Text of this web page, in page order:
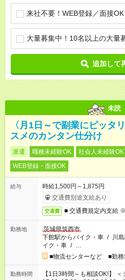
来社不要！WEB登録／面接OK
大量募集中！10名以上の大量
追加して
未読
〈月1日～で副業にピッタ
スメのカンタン仕分け
派遣 職種未経験OK 社会人未経験OK
WEB登録・面接OK
給与
時給1,500円～1,875円
交通費別途支給あり
交通費 ■ 交通費規定内支給
勤務地
茨城県筑西市
下館駅からバイク・車 / 川
イク・車 / …
■物流センターなど ■勤務
勤務時間
【1日3時間～も相談OK!】 ＜シフト例＞ 9:00～12:00 12:00～